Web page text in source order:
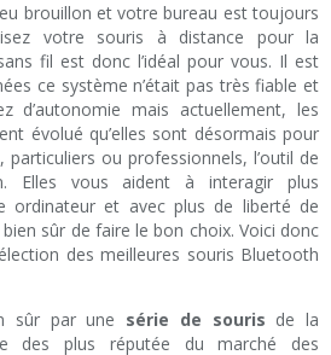
brouillon et votre bureau est toujours
votre souris à distance pour la
fil est donc l’idéal pour vous. Il est
ce système n’était pas très fiable et
d’autonomie mais actuellement, les
évolué qu’elles sont désormais pour
ou professionnels, l’outil de
Elles vous aident à interagir plus
ordinateur et avec plus de liberté de
sûr de faire le bon choix. Voici donc
des meilleures souris Bluetooth
sûr par une série de souris de la
des plus réputée du marché des